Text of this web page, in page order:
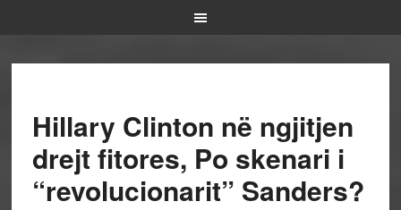
Hillary Clinton në ngjitjen
drejt fitores, Po skenari i
“revolucionarit” Sanders?